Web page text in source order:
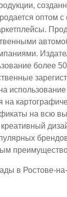
оптом с
более
на
на всю
в Ростове-